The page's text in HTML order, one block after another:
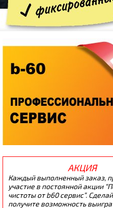
АКЦИЯ
Каждый выполненный заказ,
участие в постоянной акции
чистоты от b60 сервис”.
получите возможность